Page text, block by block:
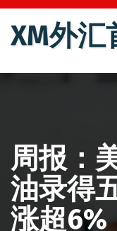
跳
XM外汇
周报：
油录得
涨超6%